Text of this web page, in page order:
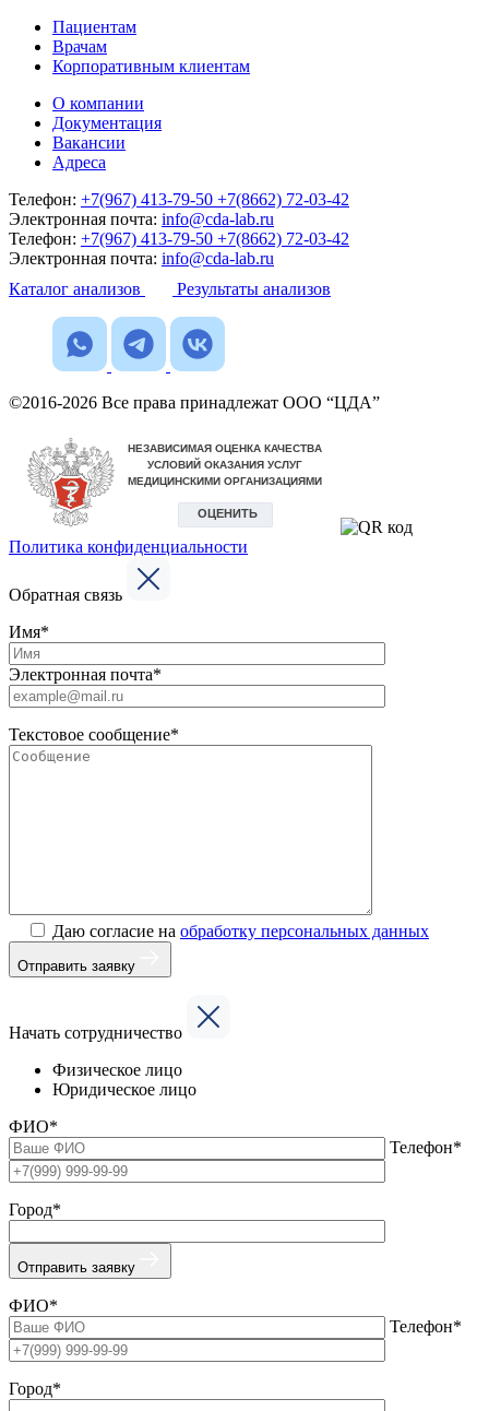
Пациентам
Врачам
Корпоративным клиентам
О компании
Документация
Вакансии
Адреса
Телефон: +7(967) 413-79-50 +7(8662) 72-03-42
Электронная почта: info@cda-lab.ru
Телефон: +7(967) 413-79-50 +7(8662) 72-03-42
Электронная почта: info@cda-lab.ru
Каталог анализов
Результаты анализов
©2016-2026 Все права принадлежат ООО “ЦДА”
Политика конфиденциальности
Обратная связь
Имя*
Электронная почта*
Текстовое сообщение*
Даю согласие на обработку персональных данных
Отправить заявку
Начать сотрудничество
Физическое лицо
Юридическое лицо
ФИО*
Телефон*
Город*
Отправить заявку
ФИО*
Телефон*
Город*